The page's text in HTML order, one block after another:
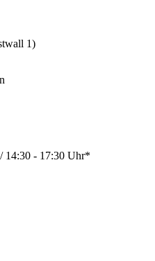
1)
14:30 - 17:30 Uhr*